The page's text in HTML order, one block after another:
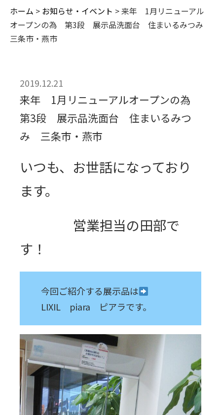
ホーム > お知らせ・イベント >来年 1月リニューアル
オープンの為 第3段 展示品洗面台 住まいるみつみ
三条市・燕市
2019.12.21
来年 1月リニューアルオープンの為
第3段 展示品洗面台 住まいるみつ
み 三条市・燕市
いつも、お世話になっており
ます。
営業担当の田部で
す！
今回ご紹介する展示品は
LIXIL piara ピアラです。